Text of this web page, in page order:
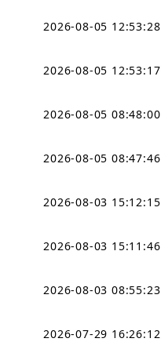
2026-08-05 12:53:28
2026-08-05 12:53:17
2026-08-05 08:48:00
2026-08-05 08:47:46
2026-08-03 15:12:15
2026-08-03 15:11:46
2026-08-03 08:55:23
2026-07-29 16:26:12